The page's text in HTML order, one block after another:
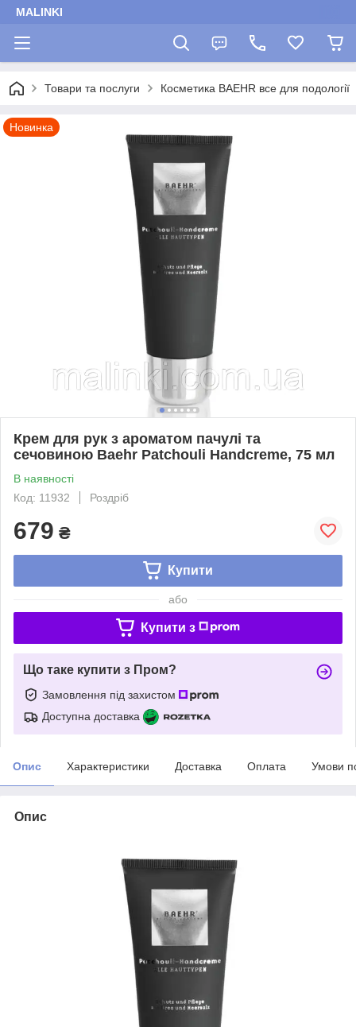
MALINKI
Товари та послуги Косметика BAEHR все для подології
Новинка
Крем для рук з ароматом пачулі та
сечовиною Baehr Patchouli Handcreme, 75 мл
В наявності
Код: 11932
Роздріб
679 ₴
Купити
або
Купити з
Що таке купити з Пром?
Замовлення під захистом
Доступна доставка
Опис Характеристики Доставка Оплата Умови
Опис